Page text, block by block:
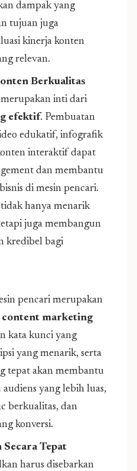
dampak yang
tujuan juga
kinerja konten
relevan.
Berkualitas
inti dari
efektif. Pembuatan
edukatif, infografik
interaktif dapat
dan membantu
di mesin pencari.
hanya menarik
juga membangun
kredibel bagi
pencari merupakan
content marketing
kata kunci yang
yang menarik, serta
tepat akan membantu
yang lebih luas,
berkualitas, dan
konversi.
Tepat
harus disebarkan